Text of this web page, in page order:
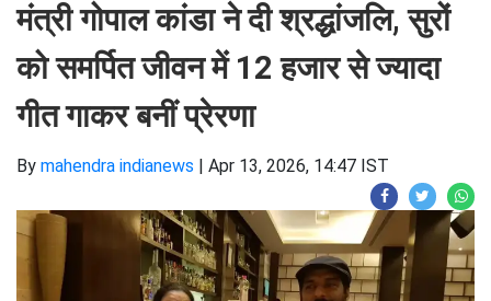
मंत्री गोपाल कांडा ने दी श्रद्धांजलि, सुरों
को समर्पित जीवन में 12 हजार से ज्यादा
गीत गाकर बनीं प्रेरणा
By mahendra indianews | Apr 13, 2026, 14:47 IST